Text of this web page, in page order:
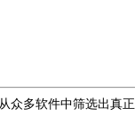
多软件中筛选出真